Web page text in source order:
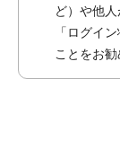
ど）や他
「ログイ
ことをお勧